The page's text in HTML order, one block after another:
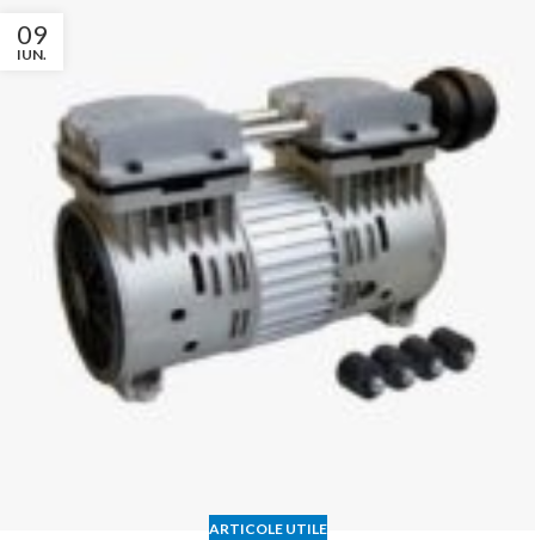
09
IUN.
ARTICOLE UTILE